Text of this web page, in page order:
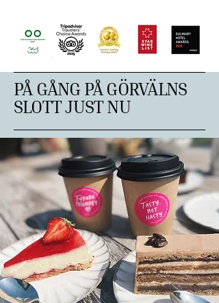
PÅ GÅNG PÅ GÖRVÄLNS
SLOTT JUST NU